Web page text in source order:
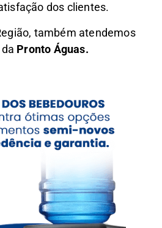
dos clientes.
também atendemos
Pronto Águas.